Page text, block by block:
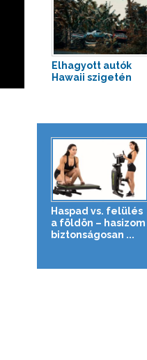
Elhagyott autók
Hawaii szigetén
Haspad vs. felülés
a földön – hasizom
biztonságosan ...